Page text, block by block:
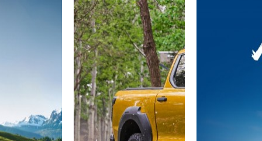
“芯青年计划”正式启动 投
托
在AI加速演进的今天，真实的
青年创业最好的试验田。6月
芯位科技，共同启动“吉利·芯
年计划”），计划投入 3-5 亿元
供产业资……
长城炮Hi4-T重庆上市：从
6月13日，2026重庆国际汽车
正式上市，官方建议零售价
智能化、全球化价值进阶道路